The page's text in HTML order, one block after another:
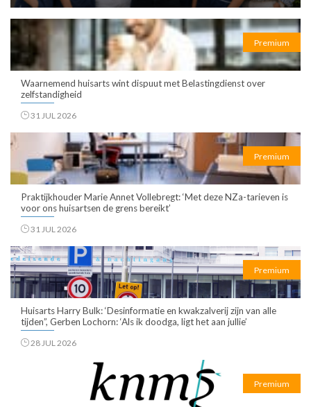
Premium
Waarnemend huisarts wint dispuut met Belastingdienst over
zelfstandigheid
31 JUL 2026
Premium
Praktijkhouder Marie Annet Vollebregt: ‘Met deze NZa-tarieven is
voor ons huisartsen de grens bereikt’
31 JUL 2026
Premium
Huisarts Harry Bulk: ‘Desinformatie en kwakzalverij zijn van alle
tijden”, Gerben Lochorn: ‘Als ik doodga, ligt het aan jullie’
28 JUL 2026
Premium